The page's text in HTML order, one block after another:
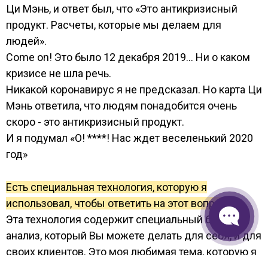
Ци Мэнь, и ответ был, что «Это антикризисный
продукт. Расчеты, которые мы делаем для
людей».
Come on! Это было 12 декабря 2019… Ни о каком
кризисе не шла речь.
Никакой коронавирус я не предсказал. Но карта Ци
Мэнь ответила, что людям понадобится очень
скоро - это антикризисный продукт.
И я подумал «О! ****! Нас ждет веселенький 2020
год»
Есть специальная технология, которую я
использовал, чтобы ответить на этот вопрос.
Эта технология содержит специальный бизнес-
анализ, который Вы можете делать для себя, и для
своих клиентов. Это моя любимая тема, которую я